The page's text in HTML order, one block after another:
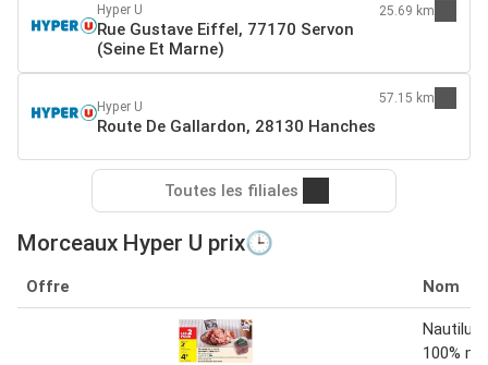
Hyper U
Rue Gustave Eiffel, 77170 Servon
(Seine Et Marne)
25.69 km
Hyper U
Route De Gallardon, 28130 Hanches
57.15 km
Toutes les filiales
Morceaux Hyper U prix🕒
Offre Nom
Nautilus
100%